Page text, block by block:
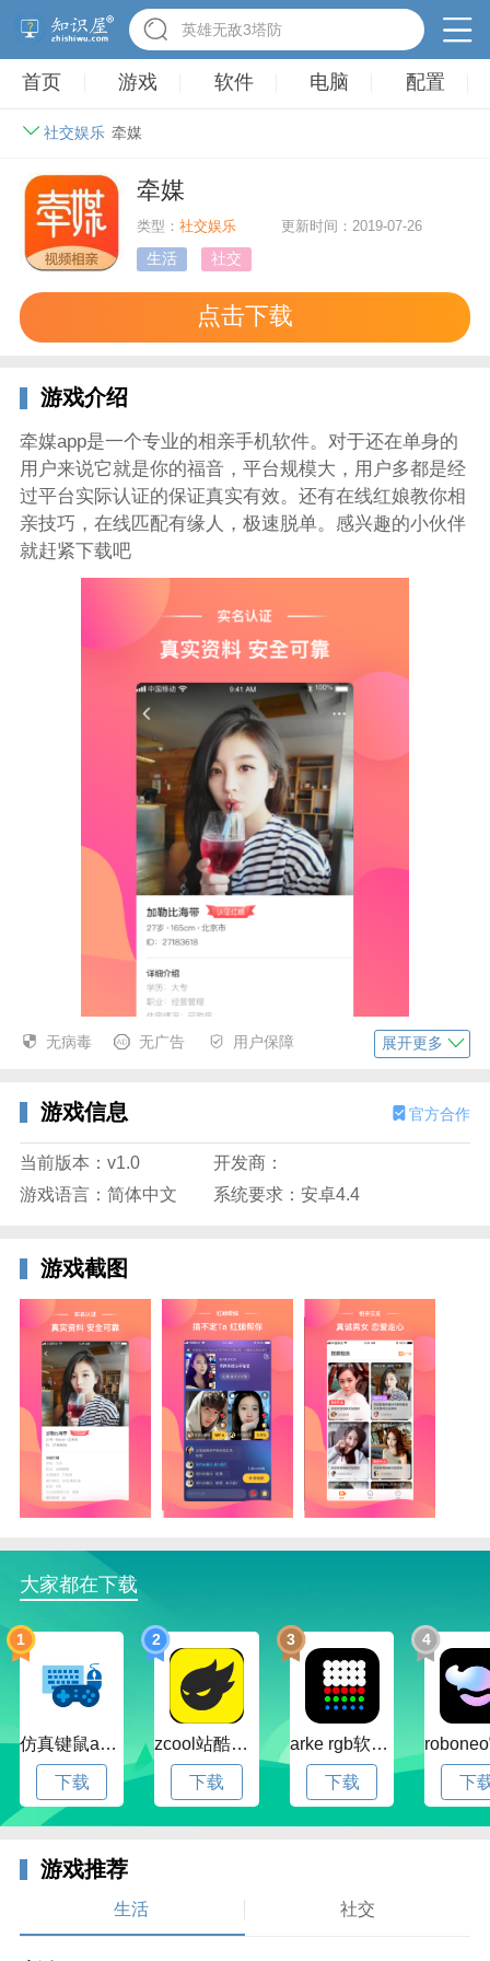
英雄无敌3塔防
首页 游戏 软件 电脑 配置
社交娱乐 牵媒
牵媒
类型：社交娱乐 更新时间：2019-07-26
生活 社交
点击下载
游戏介绍
牵媒app是一个专业的相亲手机软件。对于还在单身的
用户来说它就是你的福音，平台规模大，用户多都是经
过平台实际认证的保证真实有效。还有在线红娘教你相
亲技巧，在线匹配有缘人，极速脱单。感兴趣的小伙伴
就赶紧下载吧
软件简介
牵媒app，这是为单身提供们搭建的一个视频相亲交友
什么都会很完整的告诉你，感受不太一样的约会方式!
功能介绍
、非常受欢迎的相亲互动平台，这里的用户都是真实身
份认证过的哦；
2、大家在这里交友会更加安心，而且也不用担心被骗
或者其他的问题发生；
3、一键匹配到合适的人选，让你在这里自由聊天互动
哦。
让你的生活更加有趣；
把握缘分就在你的手中了；
6、天天都有好玩有趣的话题推送给你，让你参与其
中，认识更多人吧。
无病毒 无广告 用户保障 展开更多
游戏信息 官方合作
当前版本：v1.0
开发商：
游戏语言：简体中文
系统要求：安卓4.4
游戏截图
大家都在下载
1
仿真键鼠app官方版下载v1.4.3.58 安卓最新版
下载
2
zcool站酷官方版下载v5.15.0 安卓最新版本
下载
3
arke rgb软件下载v20.0 安卓版
下载
4
下
游戏推荐
生活 社交